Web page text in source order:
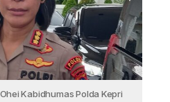
Kabidhumas Polda Kepri